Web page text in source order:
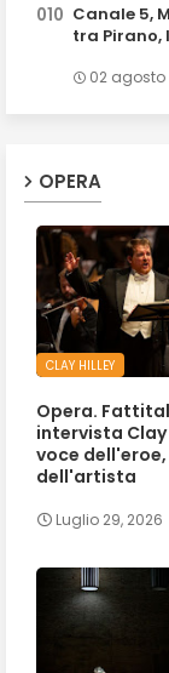
Canale 5,
tra Pirano,
02 agosto
OPERA
CLAY HILLEY
Opera.
intervista Clay
voce
dell'artista
Luglio 29, 2026